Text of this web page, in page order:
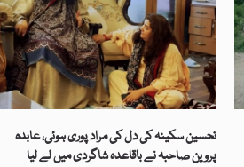
تحسین سکینہ کی دل کی مراد پوری ہوئی، عابدہ
پروین صاحبہ نے باقاعدہ شاگردی میں لے لیا